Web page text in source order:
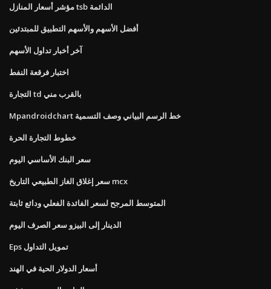
مؤشر أسعار المنازل tsb الدائمة
أفضل الأسهم والأسهم التطبيق للمبتدئين
آخر أخبار تداول الأسهم
اختبار فرقعة النفط
التجارة td بالقرب مني
Mpandroidchart خط الرسم البياني وصف التسمية
خطوط التجارة الحرة
سعر البنك الأساسي اليوم
سعر إغلاق الغاز الطبيعي التاريخ mcx
المتوسط ​​المرجح لسعر الفائدة الفعلي ودائع ثابتة
الدينار إلى البيزو سعر الصرف اليوم
Eps تمويل التداول
أسعار الدولار الحية في الهند